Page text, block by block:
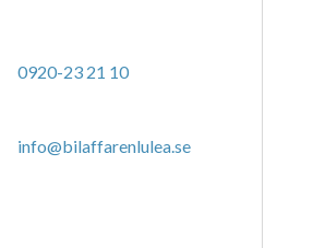
0920-23 21 10
info@bilaffarenlulea.se